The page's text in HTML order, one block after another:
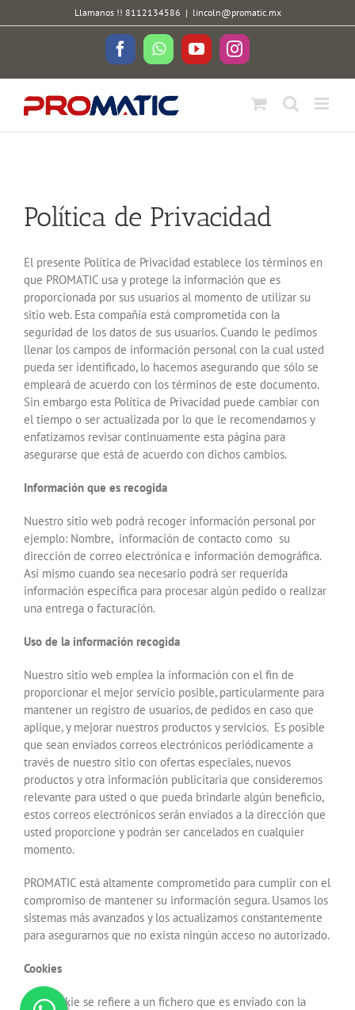
to
Llamanos !! 8112134586 | lincoln@promatic.mx
FacebookWhatsAppYouTubeInstagram
Política de Privacidad
El presente Política de Privacidad establece los términos en
que PROMATIC usa y protege la información que es
proporcionada por sus usuarios al momento de utilizar su
sitio web. Esta compañía está comprometida con la
seguridad de los datos de sus usuarios. Cuando le pedimos
llenar los campos de información personal con la cual usted
pueda ser identificado, lo hacemos asegurando que sólo se
empleará de acuerdo con los términos de este documento.
Sin embargo esta Política de Privacidad puede cambiar con
el tiempo o ser actualizada por lo que le recomendamos y
enfatizamos revisar continuamente esta página para
asegurarse que está de acuerdo con dichos cambios.
Información que es recogida
Nuestro sitio web podrá recoger información personal por
ejemplo: Nombre, información de contacto como su
dirección de correo electrónica e información demográfica.
Así mismo cuando sea necesario podrá ser requerida
información específica para procesar algún pedido o realizar
una entrega o facturación.
Uso de la información recogida
Nuestro sitio web emplea la información con el fin de
proporcionar el mejor servicio posible, particularmente para
mantener un registro de usuarios, de pedidos en caso que
aplique, y mejorar nuestros productos y servicios. Es posible
que sean enviados correos electrónicos periódicamente a
través de nuestro sitio con ofertas especiales, nuevos
productos y otra información publicitaria que consideremos
relevante para usted o que pueda brindarle algún beneficio,
estos correos electrónicos serán enviados a la dirección que
usted proporcione y podrán ser cancelados en cualquier
momento.
PROMATIC está altamente comprometido para cumplir con el
compromiso de mantener su información segura. Usamos los
sistemas más avanzados y los actualizamos constantemente
para asegurarnos que no exista ningún acceso no autorizado.
Cookies
Una cookie se refiere a un fichero que es enviado con la